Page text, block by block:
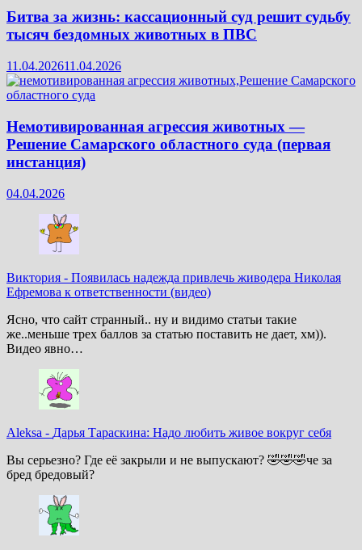
Битва за жизнь: кассационный суд решит судьбу
тысяч бездомных животных в ПВС
11.04.202611.04.2026
Немотивированная агрессия животных —
Решение Самарского областного суда (первая
инстанция)
04.04.2026
Виктория - Появилась надежда привлечь живодера Николая
Ефремова к ответственности (видео)
Ясно, что сайт странный.. ну и видимо статьи такие
же..меньше трех баллов за статью поставить не дает, хм)).
Видео явно…
Aleksa - Дарья Тараскина: Надо любить живое вокруг себя
Вы серьезно? Где её закрыли и не выпускают? 🤣🤣🤣че за
бред бредовый?